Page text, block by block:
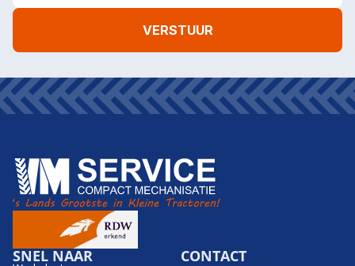
SNEL NAAR CONTACT